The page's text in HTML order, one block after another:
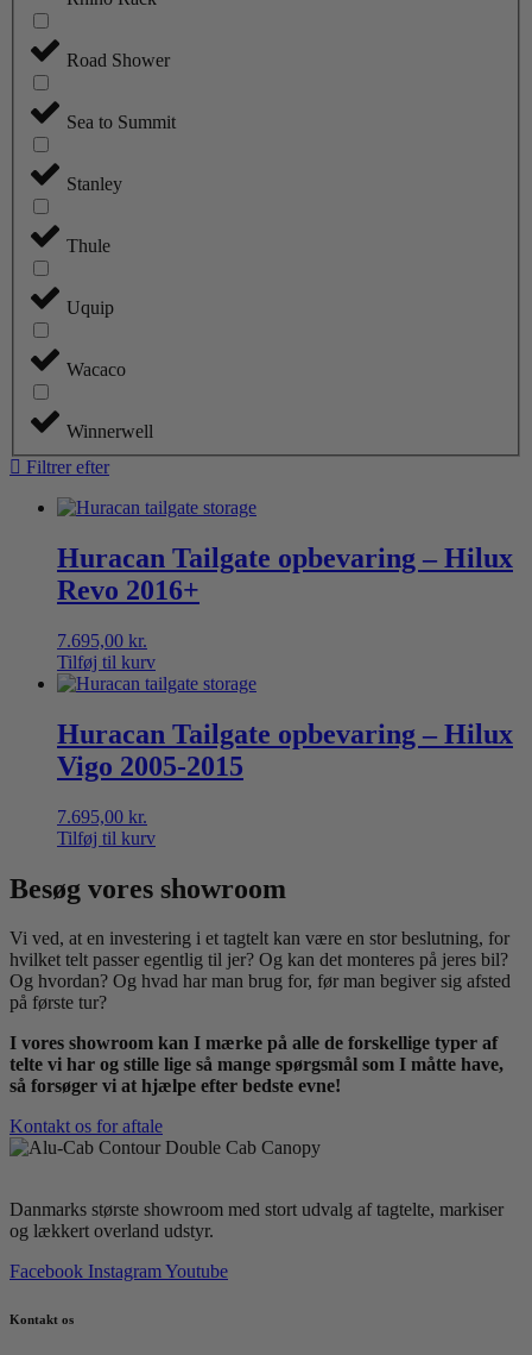
Road Shower
Sea to Summit
Stanley
Thule
Uquip
Wacaco
Winnerwell
Filtrer efter
Huracan Tailgate opbevaring – Hilux
Revo 2016+
7.695,00 kr.
Tilføj til kurv
Huracan Tailgate opbevaring – Hilux
Vigo 2005-2015
7.695,00 kr.
Tilføj til kurv
Besøg vores showroom
Vi ved, at en investering i et tagtelt kan være en stor beslutning, for
hvilket telt passer egentlig til jer? Og kan det monteres på jeres bil?
Og hvordan? Og hvad har man brug for, før man begiver sig afsted
på første tur?
I vores showroom kan I mærke på alle de forskellige typer af
telte vi har og stille lige så mange spørgsmål som I måtte have,
så forsøger vi at hjælpe efter bedste evne!
Kontakt os for aftale
Danmarks største showroom med stort udvalg af tagtelte, markiser
og lækkert overland udstyr.
Facebook InstagramYoutube
Kontakt os